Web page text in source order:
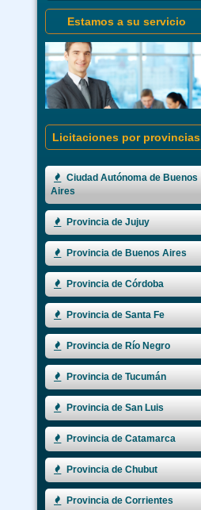
Estamos a su servicio
Licitaciones por provincias
Ciudad Autónoma de Buenos
Aires
Provincia de Jujuy
Provincia de Buenos Aires
Provincia de Córdoba
Provincia de Santa Fe
Provincia de Río Negro
Provincia de Tucumán
Provincia de San Luis
Provincia de Catamarca
Provincia de Chubut
Provincia de Corrientes